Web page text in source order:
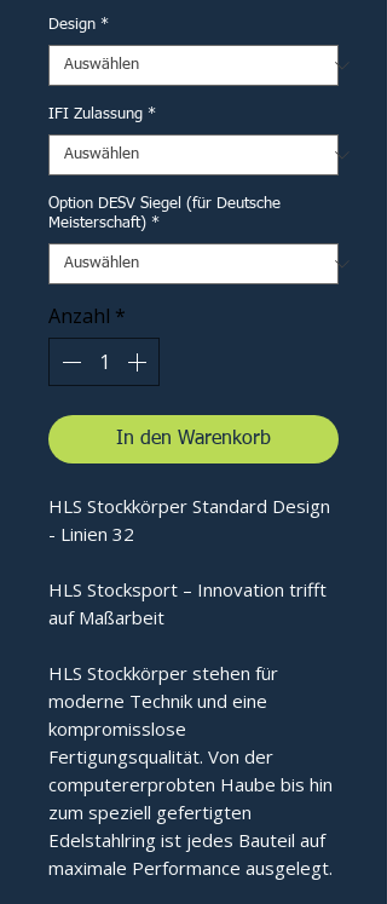
Design *
IFI Zulassung *
Option DESV Siegel (für Deutsche
Meisterschaft) *
Anzahl *
In den Warenkorb
HLS Stockkörper Standard Design
- Linien 32
HLS Stocksport – Innovation trifft
auf Maßarbeit
HLS Stockkörper stehen für
moderne Technik und eine
kompromisslose
Fertigungsqualität. Von der
computererprobten Haube bis hin
zum speziell gefertigten
Edelstahlring ist jedes Bauteil auf
maximale Performance ausgelegt.